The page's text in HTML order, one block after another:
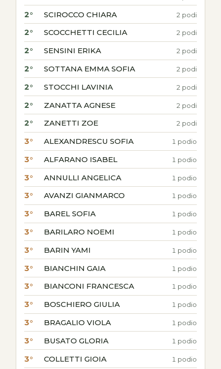
2° SCIROCCO CHIARA 2 podi
2° SCOCCHETTI CECILIA 2 podi
2° SENSINI ERIKA 2 podi
2° SOTTANA EMMA SOFIA 2 podi
2° STOCCHI LAVINIA 2 podi
2° ZANATTA AGNESE 2 podi
2° ZANETTI ZOE 2 podi
3° ALEXANDRESCU SOFIA 1 podio
3° ALFARANO ISABEL 1 podio
3° ANNULLI ANGELICA 1 podio
3° AVANZI GIANMARCO 1 podio
3° BAREL SOFIA 1 podio
3° BARILARO NOEMI 1 podio
3° BARIN YAMI 1 podio
3° BIANCHIN GAIA 1 podio
3° BIANCONI FRANCESCA 1 podio
3° BOSCHIERO GIULIA 1 podio
3° BRAGALIO VIOLA 1 podio
3° BUSATO GLORIA 1 podio
3° COLLETTI GIOIA 1 podio